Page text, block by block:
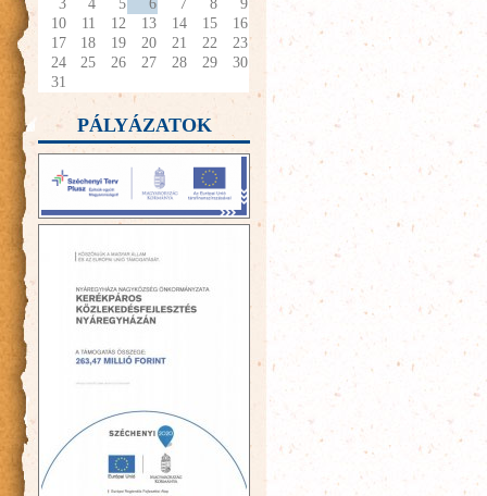
10
11 12 13 14 15
16
17
18 19 20 21 22
23
24
25 26 27 28 29
30
31
PÁLYÁZATOK